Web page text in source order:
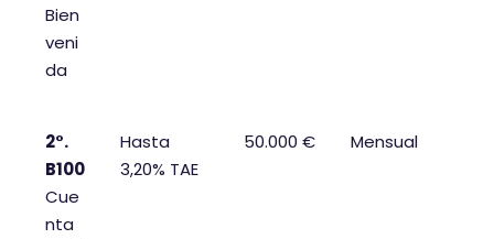
Bien
veni
da
2°.
B100
Cue
nta
Hasta
3,20% TAE
50.000 € Mensual